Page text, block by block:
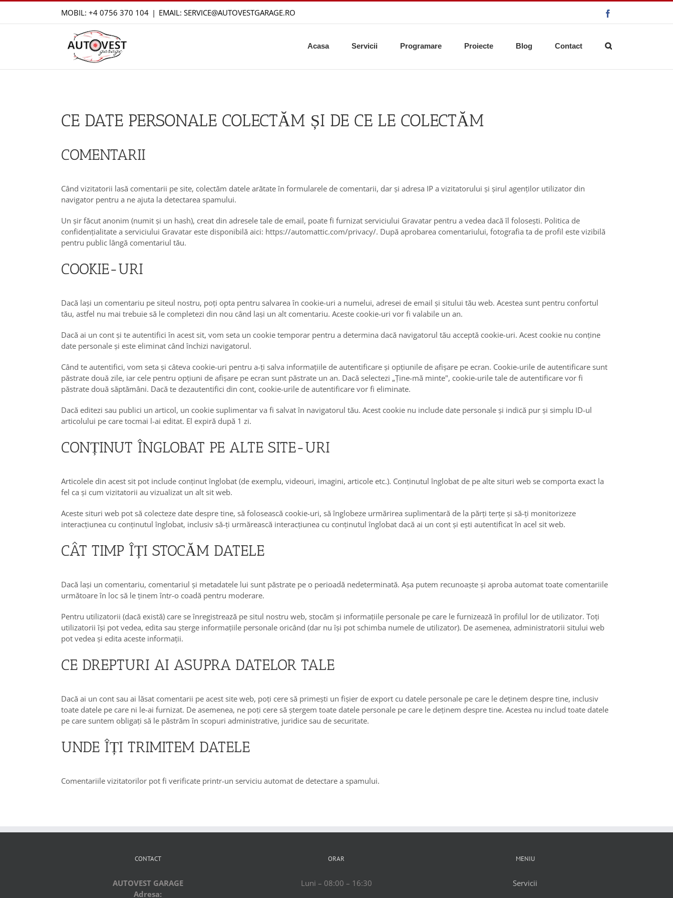
content
MOBIL: +4 0756 370 104 | EMAIL: SERVICE@AUTOVESTGARAGE.RO
Acasa Servicii Programare Proiecte Blog Contact
CE DATE PERSONALE COLECTĂM ȘI DE CE LE COLECTĂM
COMENTARII
Când vizitatorii lasă comentarii pe site, colectăm datele arătate în formularele de comentarii, dar și adresa IP a vizitatorului și șirul agenților utilizator din
navigator pentru a ne ajuta la detectarea spamului.
Un șir făcut anonim (numit și un hash), creat din adresele tale de email, poate fi furnizat serviciului Gravatar pentru a vedea dacă îl folosești. Politica de
confidențialitate a serviciului Gravatar este disponibilă aici: https://automattic.com/privacy/. După aprobarea comentariului, fotografia ta de profil este vizibilă
pentru public lângă comentariul tău.
COOKIE-URI
Dacă lași un comentariu pe siteul nostru, poți opta pentru salvarea în cookie-uri a numelui, adresei de email și sitului tău web. Acestea sunt pentru confortul
tău, astfel nu mai trebuie să le completezi din nou când lași un alt comentariu. Aceste cookie-uri vor fi valabile un an.
Dacă ai un cont și te autentifici în acest sit, vom seta un cookie temporar pentru a determina dacă navigatorul tău acceptă cookie-uri. Acest cookie nu conține
date personale și este eliminat când închizi navigatorul.
Când te autentifici, vom seta și câteva cookie-uri pentru a-ți salva informațiile de autentificare și opțiunile de afișare pe ecran. Cookie-urile de autentificare sunt
păstrate două zile, iar cele pentru opțiuni de afișare pe ecran sunt păstrate un an. Dacă selectezi „Ține-mă minte", cookie-urile tale de autentificare vor fi
păstrate două săptămâni. Dacă te dezautentifici din cont, cookie-urile de autentificare vor fi eliminate.
Dacă editezi sau publici un articol, un cookie suplimentar va fi salvat în navigatorul tău. Acest cookie nu include date personale și indică pur și simplu ID-ul
articolului pe care tocmai l-ai editat. El expiră după 1 zi.
CONȚINUT ÎNGLOBAT PE ALTE SITE-URI
Articolele din acest sit pot include conținut înglobat (de exemplu, videouri, imagini, articole etc.). Conținutul înglobat de pe alte situri web se comporta exact la
fel ca și cum vizitatorii au vizualizat un alt sit web.
Aceste situri web pot să colecteze date despre tine, să folosească cookie-uri, să înglobeze urmărirea suplimentară de la părți terțe și să-ți monitorizeze
interacțiunea cu conținutul înglobat, inclusiv să-ți urmărească interacțiunea cu conținutul înglobat dacă ai un cont și ești autentificat în acel sit web.
CÂT TIMP ÎȚI STOCĂM DATELE
Dacă lași un comentariu, comentariul și metadatele lui sunt păstrate pe o perioadă nedeterminată. Așa putem recunoaște și aproba automat toate comentariile
următoare în loc să le ținem într-o coadă pentru moderare.
Pentru utilizatorii (dacă există) care se înregistrează pe situl nostru web, stocăm și informațiile personale pe care le furnizează în profilul lor de utilizator. Toți
utilizatorii își pot vedea, edita sau șterge informațiile personale oricând (dar nu își pot schimba numele de utilizator). De asemenea, administratorii sitului web
pot vedea și edita aceste informații.
CE DREPTURI AI ASUPRA DATELOR TALE
Dacă ai un cont sau ai lăsat comentarii pe acest site web, poți cere să primești un fișier de export cu datele personale pe care le deținem despre tine, inclusiv
toate datele pe care ni le-ai furnizat. De asemenea, ne poți cere să ștergem toate datele personale pe care le deținem despre tine. Acestea nu includ toate datele
pe care suntem obligați să le păstrăm în scopuri administrative, juridice sau de securitate.
UNDE ÎȚI TRIMITEM DATELE
Comentariile vizitatorilor pot fi verificate printr-un serviciu automat de detectare a spamului.
CONTACT
AUTOVEST GARAGE
Adresa:
ORAR
Luni – 08:00 – 16:30
MENIU
Servicii